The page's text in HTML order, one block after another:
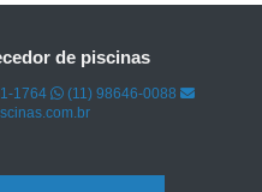
de piscinas
1764
(11) 98646-0088